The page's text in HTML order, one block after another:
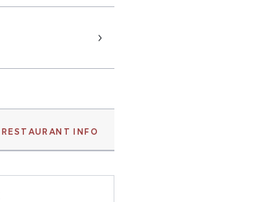
RESTAURANT INFO